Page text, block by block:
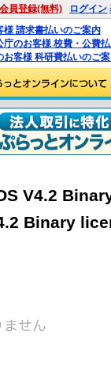
会員登録(無料) ログイン
様 請求書払いのご案内
庁のお客様 校費・公費
お客様 科研費払いのご
V4.2
Binary